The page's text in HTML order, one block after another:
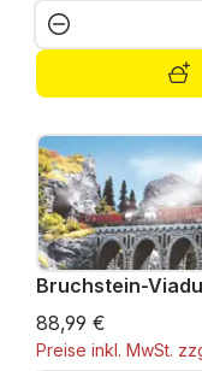
Produkt
Bruchstein-
88,99 €
Preise inkl. MwSt.